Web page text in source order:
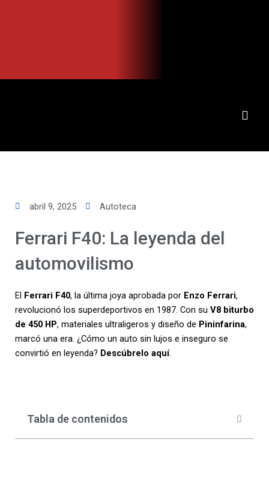
abril 9, 2025 Autoteca
Ferrari F40: La leyenda del
automovilismo
El Ferrari F40, la última joya aprobada por Enzo Ferrari,
revolucionó los superdeportivos en 1987. Con su V8 biturbo
de 450 HP, materiales ultraligeros y diseño de Pininfarina,
marcó una era. ¿Cómo un auto sin lujos e inseguro se
convirtió en leyenda? Descúbrelo aquí.
Tabla de contenidos